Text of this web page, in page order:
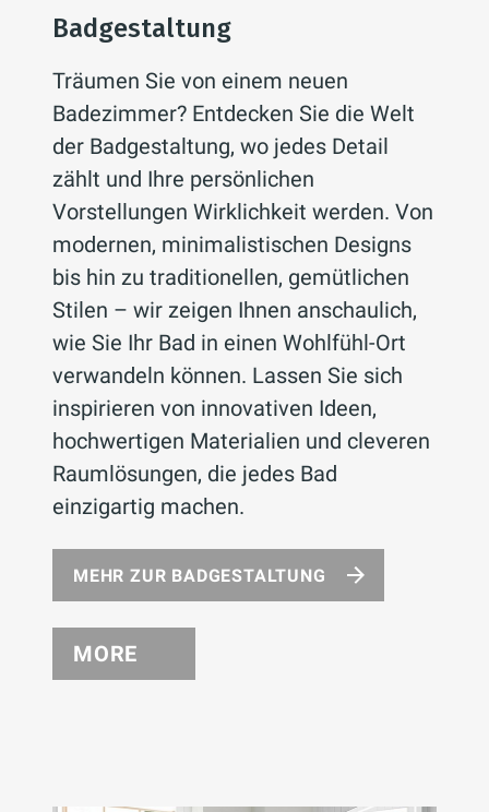
Badgestaltung
Träumen Sie von einem neuen
Badezimmer? Entdecken Sie die Welt
der Badgestaltung, wo jedes Detail
zählt und Ihre persönlichen
Vorstellungen Wirklichkeit werden. Von
modernen, minimalistischen Designs
bis hin zu traditionellen, gemütlichen
Stilen – wir zeigen Ihnen anschaulich,
wie Sie Ihr Bad in einen Wohlfühl-Ort
verwandeln können. Lassen Sie sich
inspirieren von innovativen Ideen,
hochwertigen Materialien und cleveren
Raumlösungen, die jedes Bad
einzigartig machen.
MEHR ZUR BADGESTALTUNG
MORE